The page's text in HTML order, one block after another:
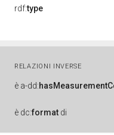
rdf:type
RELAZIONI INVERSE
è a-dd:
è dc:format di